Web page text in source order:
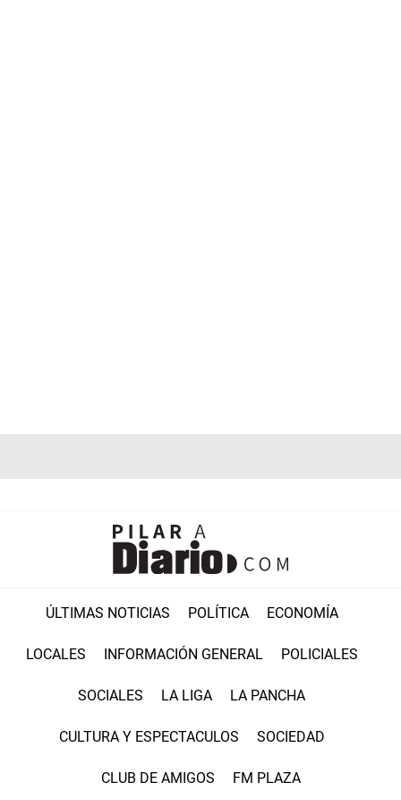
ÚLTIMAS NOTICIAS POLÍTICA ECONOMÍA
LOCALES INFORMACIÓN GENERAL POLICIALES
SOCIALES LA LIGA LA PANCHA
CULTURA Y ESPECTACULOS SOCIEDAD
CLUB DE AMIGOS FM PLAZA